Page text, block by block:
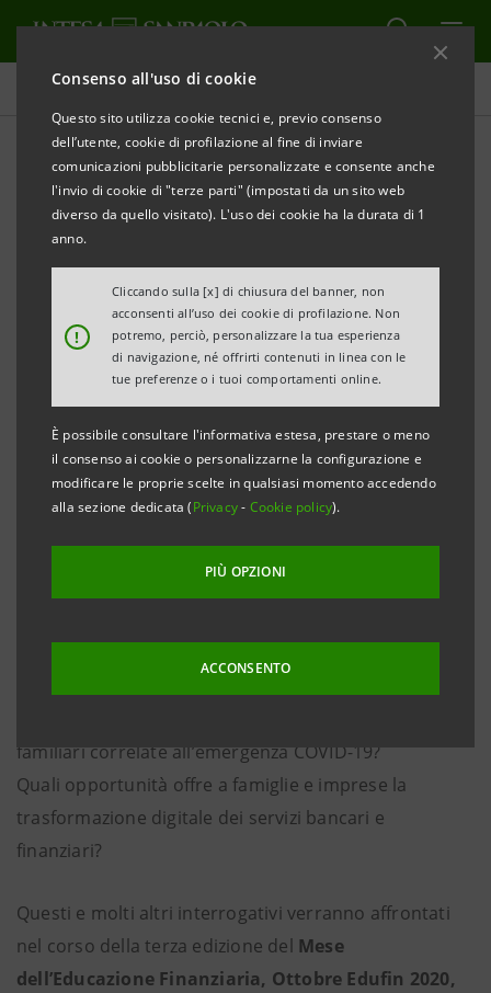
Consenso all'uso di cookie
Questo sito utilizza cookie tecnici e, previo consenso
dell’utente, cookie di profilazione al fine di inviare
comunicazioni pubblicitarie personalizzate e consente anche
l'invio di cookie di "terze parti" (impostati da un sito web
diverso da quello visitato). L'uso dei cookie ha la durata di 1
anno.
!
Cliccando sulla [x] di chiusura del banner, non
acconsenti all’uso dei cookie di profilazione. Non
potremo, perciò, personalizzare la tua esperienza
di navigazione, né offrirti contenuti in linea con le
tue preferenze o i tuoi comportamenti online.
È possibile consultare l'informativa estesa, prestare o meno
il consenso ai cookie o personalizzarne la configurazione e
modificare le proprie scelte in qualsiasi momento accedendo
alla sezione dedicata (Privacy- Cookie policy).
PIÙ OPZIONI
ACCONSENTO
Tutti i progetti
EDUCAZIONE
Educazione finanziaria al
Museo del Risparmio
familiari correlate all’emergenza COVID-19?
Quali opportunità offre a famiglie e imprese la
trasformazione digitale dei servizi bancari e
finanziari?
Questi e molti altri interrogativi verranno affrontati
nel corso della terza edizione del Mese
dell’Educazione Finanziaria, Ottobre Edufin 2020,